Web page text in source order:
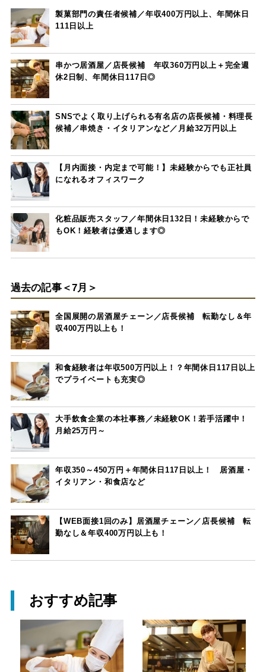
製菓部門の責任者候補／年収400万円以上、年間休日
111日以上
串かつ居酒屋／店長候補 年収360万円以上＋完全週
休2日制、年間休日117日◎
SNSでよく取り上げられる有名店の店長候補・料理長
候補／串焼き・イタリアンなど／月給32万円以上
【月内面接・内定まで可能！】未経験からでも正社員
になれるオフィスワーク
化粧品販売スタッフ／年間休日132日！未経験からで
もOK！経験者は優遇します◎
過去の記事＜7月＞
全国展開の居酒屋チェーン／店長候補 転勤なし＆年
収400万円以上も！
和食経験者は年収500万円以上！？年間休日117日以上
でプライベートも充実◎
大手飲食企業の本社事務／未経験OK！若手活躍中！
月給25万円～
年収350～450万円＋年間休日117日以上！ 居酒屋・
イタリアン・和食店など
【WEB面接1回のみ】居酒屋チェーン／店長候補 転
勤なし＆年収400万円以上も！
おすすめ記事